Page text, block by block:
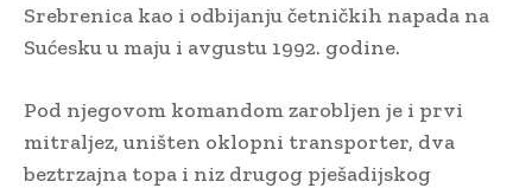
Srebrenica kao i odbijanju četničkih napada na
Sućesku u maju i avgustu 1992. godine.
Pod njegovom komandom zarobljen je i prvi
mitraljez, uništen oklopni transporter, dva
beztrzajna topa i niz drugog pješadijskog